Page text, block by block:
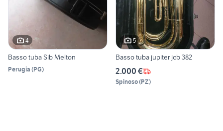
4
Basso tuba Sib Melton
Perugia (PG)
5
Basso tuba jupiter jcb 382
2.000 €
Spinoso(PZ)